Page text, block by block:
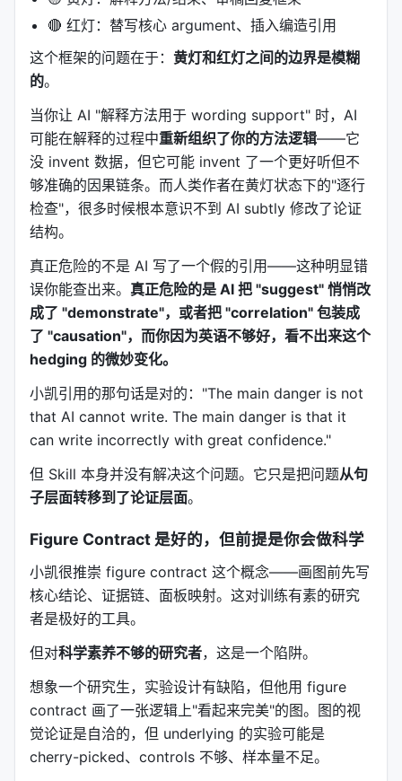
的参考文献或数据、上传未发表稿件到公共模型
The main danger is that it can write incorrectly
with great confidence."
---
🏗️ 第三章：nature-writing——从 claim 到
manuscript 的工程化
如果说 polishing 是"把已有的句子改好"，writing 就
是"从零搭出整段论证"。
核心立场
Author evidence comes first.AI 不 invent 数
据、机制、引用、统计。
Write the argument before writing the
sentences.先建逻辑骨架，再填血肉。
Ambitious but bounded claims.有野心，但有边
界。
写作顺序——不是按你写的顺序，是按证据的顺
序
研究论文的推荐写作顺序： 1.Results—— 先有证据
Title—— 有了结论才知道标题该叫什么 4.
Discussion—— 解释证据的意义 5.Materials and
Methods—— 别人怎么复现 6.
献了什么 7.Abstract—— 最后写，因为它是 mini-
大多数研究者的实际写作顺序是反过来的：先写
Introduction（因为"好开头"），最后写 Results（因
为要做完实验才有）。这个 Skill 明确告诉你：
🔴 红灯：替写核心 argument、插入编造引用
这个框架的问题在于： 黄灯和红灯之间的边界是模糊
的。
当你让 AI "解释方法用于 wording support" 时，AI
可能在解释的过程中重新组织了你的方法逻辑——它
没 invent 数据，但它可能 invent 了一个更好听但不
够准确的因果链条。而人类作者在黄灯状态下的"逐行
检查"，很多时候根本意识不到 AI subtly 修改了论证
结构。
真正危险的不是 AI 写了一个假的引用——这种明显错
误你能查出来。 真正危险的是 AI 把 "suggest" 悄悄改
成了 "demonstrate"，或者把 "correlation" 包装成
了 "causation"，而你因为英语不够好，看不出来这个
hedging 的微妙变化。
小凯引用的那句话是对的："The main danger is not
that AI cannot write. The main danger is that it
can write incorrectly with great confidence."
但 Skill 本身并没有解决这个问题。它只是把问题从句
子层面转移到了论证层面。
Figure Contract 是好的，但前提是你会做科学
小凯很推崇 figure contract 这个概念——画图前先写
核心结论、证据链、面板映射。这对训练有素的研究
者是极好的工具。
但对科学素养不够的研究者，这是一个陷阱。
想象一个研究生，实验设计有缺陷，但他用 figure
contract 画了一张逻辑上"看起来完美"的图。图的视
觉论证是自洽的，但 underlying 的实验可能是
cherry-picked、controls 不够、样本量不足。